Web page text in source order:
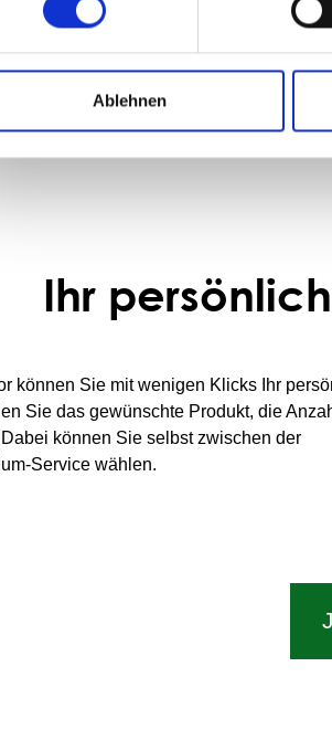
Ablehnen
auf Wunsch individuell
ca. 10% des Kaufpreises.
Ihr
können Sie mit wenigen Klicks Ihr
Sie das gewünschte Produkt, die
können Sie selbst zwischen der
Service wählen.